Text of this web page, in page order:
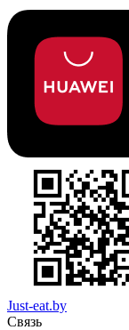
Just-eat.by
Связь